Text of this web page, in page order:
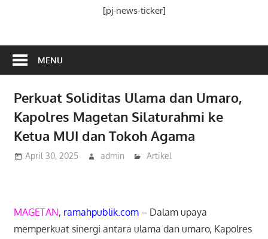
[pj-news-ticker]
MENU
Perkuat Soliditas Ulama dan Umaro,
Kapolres Magetan Silaturahmi ke
Ketua MUI dan Tokoh Agama
April 30, 2025 admin Artikel
MAGETAN, ramahpublik.com– Dalam upaya
memperkuat sinergi antara ulama dan umaro, Kapolres